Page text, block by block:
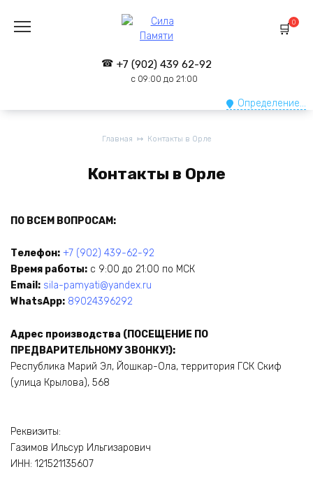
+7 (902) 439 62-92
с 09:00 до 21:00
Определение...
0
Главная Контакты в Орле
Контакты в Орле
ПО ВСЕМ ВОПРОСАМ:
Телефон: +7 (902) 439-62-92
Время работы: с 9:00 до 21:00 по МСК
Email: sila-pamyati@yandex.ru
WhatsApp: 89024396292
Адрес производства (ПОСЕЩЕНИЕ ПО
ПРЕДВАРИТЕЛЬНОМУ ЗВОНКУ!):
Республика Марий Эл, Йошкар-Ола, территория ГСК Скиф
(улица Крылова), 568
Реквизиты:
Газимов Ильсур Ильгизарович
ИНН: 121521135607